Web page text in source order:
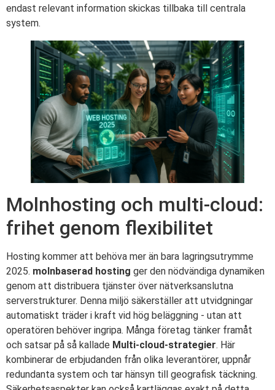
endast relevant information skickas tillbaka till centrala
system.
Molnhosting och multi-cloud:
frihet genom flexibilitet
Hosting kommer att behöva mer än bara lagringsutrymme
2025. molnbaserad hosting ger den nödvändiga dynamiken
genom att distribuera tjänster över nätverksanslutna
serverstrukturer. Denna miljö säkerställer att utvidgningar
automatiskt träder i kraft vid hög beläggning - utan att
operatören behöver ingripa. Många företag tänker framåt
och satsar på så kallade Multi-cloud-strategier. Här
kombinerar de erbjudanden från olika leverantörer, uppnår
redundanta system och tar hänsyn till geografisk täckning.